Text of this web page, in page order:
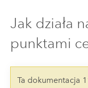
Jak działa
punktami
Ta dokumentacja